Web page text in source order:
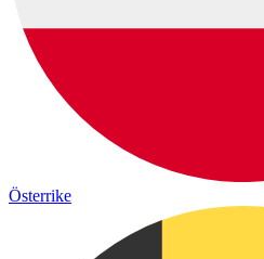
Österrike